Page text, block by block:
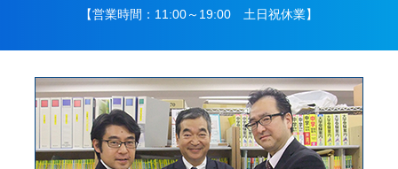
【営業時間：11:00～19:00 土日祝休業】